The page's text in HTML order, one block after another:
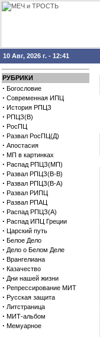
10 Авг, 2026 г. - 12:41
РУБРИКИ
· Богословие
· Современная ИПЦ
· История РПЦЗ
· РПЦЗ(В)
· РосПЦ
· Развал РосПЦ(Д)
· Апостасия
· МП в картинках
· Распад РПЦЗ(МП)
· Развал РПЦЗ(В-В)
· Развал РПЦЗ(В-А)
· Развал РИПЦ
· Развал РПАЦ
· Распад РПЦЗ(А)
· Распад ИПЦ Греции
· Царский путь
· Белое Дело
· Дело о Белом Деле
· Врангелиана
· Казачество
· Дни нашей жизни
· Репрессирование МИТ
· Русская защита
· Литстраница
· МИТ-альбом
· Мемуарное